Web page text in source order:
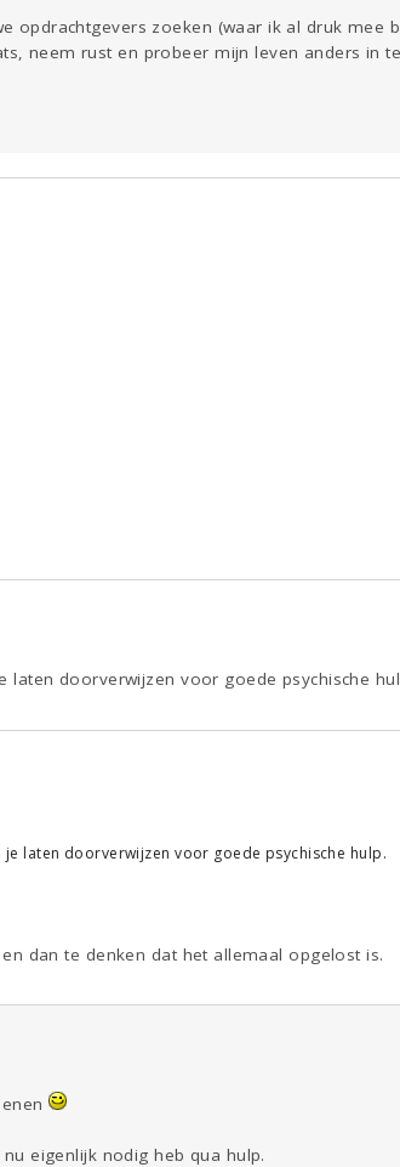
opdrachtgevers zoeken (waar ik al druk mee
neem rust en probeer mijn leven anders in
laten doorverwijzen voor goede psychische
laten doorverwijzen voor goede psychische hulp.
dan te denken dat het allemaal opgelost is.
eigenlijk nodig heb qua hulp.